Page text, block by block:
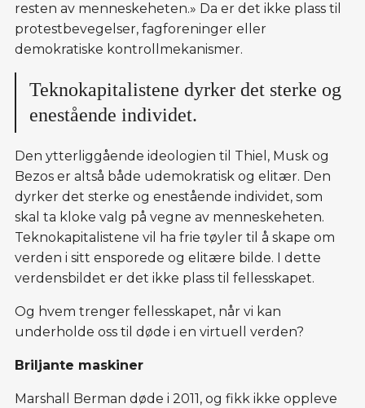
resten av menneskeheten.» Da er det ikke plass til
protestbevegelser, fagforeninger eller
demokratiske kontrollmekanismer.
Teknokapitalistene dyrker det sterke og
enestående individet.
Den ytterliggående ideologien til Thiel, Musk og
Bezos er altså både udemokratisk og elitær. Den
dyrker det sterke og enestående individet, som
skal ta kloke valg på vegne av menneskeheten.
Teknokapitalistene vil ha frie tøyler til å skape om
verden i sitt ensporede og elitære bilde. I dette
verdensbildet er det ikke plass til fellesskapet.
Og hvem trenger fellesskapet, når vi kan
underholde oss til døde i en virtuell verden?
Briljante maskiner
Marshall Berman døde i 2011, og fikk ikke oppleve